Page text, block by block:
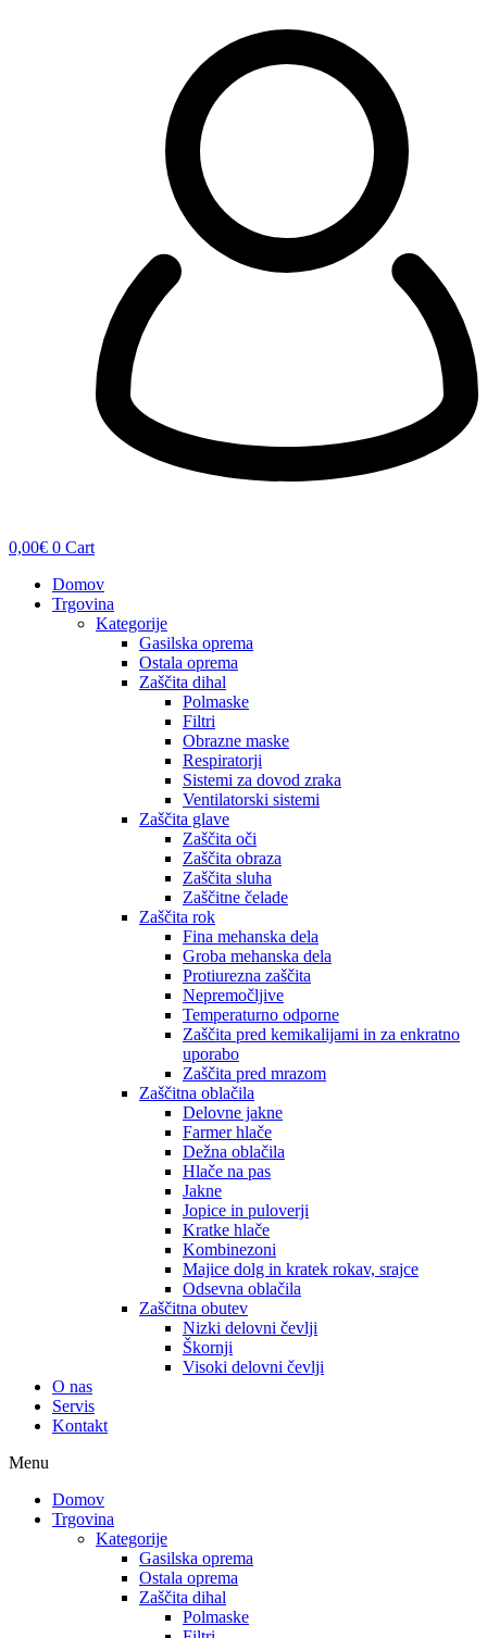
0,00€ 0 Cart
Domov
Trgovina
Kategorije
Gasilska oprema
Ostala oprema
Zaščita dihal
Polmaske
Filtri
Obrazne maske
Respiratorji
Sistemi za dovod zraka
Ventilatorski sistemi
Zaščita glave
Zaščita oči
Zaščita obraza
Zaščita sluha
Zaščitne čelade
Zaščita rok
Fina mehanska dela
Groba mehanska dela
Protiurezna zaščita
Nepremočljive
Temperaturno odporne
Zaščita pred kemikalijami in za enkratno
uporabo
Zaščita pred mrazom
Zaščitna oblačila
Delovne jakne
Farmer hlače
Dežna oblačila
Hlače na pas
Jakne
Jopice in puloverji
Kratke hlače
Kombinezoni
Majice dolg in kratek rokav, srajce
Odsevna oblačila
Zaščitna obutev
Nizki delovni čevlji
Škornji
Visoki delovni čevlji
O nas
Servis
Kontakt
Menu
Domov
Trgovina
Kategorije
Gasilska oprema
Ostala oprema
Zaščita dihal
Polmaske